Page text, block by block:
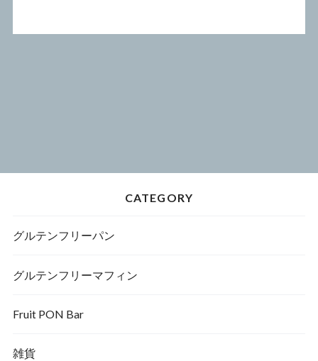
CATEGORY
グルテンフリーパン
グルテンフリーマフィン
Fruit PON Bar
雑貨